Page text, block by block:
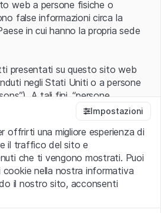
sull’indice FuW-
FuW-Risk-
REG AMS-OSRAM
web a persone fisiche o
false informazioni circa la
in cui hanno la propria sede
presentati su questo sito web
negli Stati Uniti o a persone
A tali fini, “persone
nel significato ad esse ascritto
residenti negli Stati Uniti
azioni e le altre forme societarie
informazioni legali
(di seguito, il “Sito”) si dichiara
Impostazioni
offrirti una migliore esperienza di
il traffico del sito e
che ti vengono mostrati. Puoi
cookie nella nostra informativa
il nostro sito, acconsenti